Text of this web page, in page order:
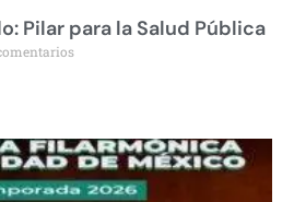
Pilar para la Salud Pública